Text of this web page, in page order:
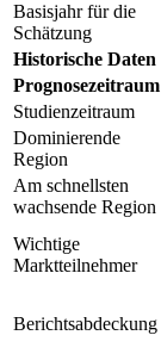
Basisjahr für die
Schätzung
Historische Daten
Prognosezeitraum
Studienzeitraum
Dominierende
Region
Am schnellsten
wachsende Region
Wichtige
Marktteilnehmer
Berichtsabdeckung